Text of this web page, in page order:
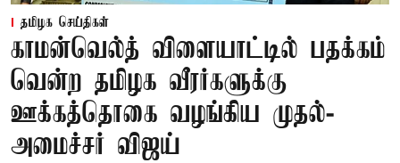
தமிழக செய்திகள்
காமன்வெல்த் விளையாட்டில் பதக்கம்
வென்ற தமிழக வீரர்களுக்கு
ஊக்கத்தொகை வழங்கிய முதல்-
அமைச்சர் விஜய்